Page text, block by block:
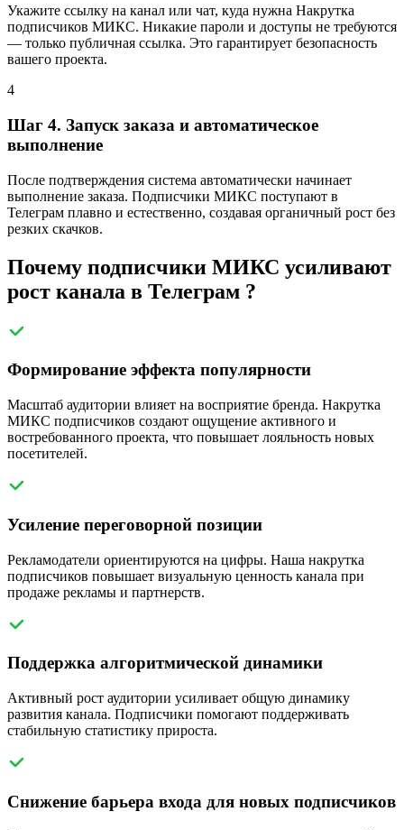
Укажите ссылку на канал или чат, куда нужна Накрутка
подписчиков МИКС. Никакие пароли и доступы не требуются
— только публичная ссылка. Это гарантирует безопасность
вашего проекта.
4
Шаг 4. Запуск заказа и автоматическое
выполнение
После подтверждения система автоматически начинает
выполнение заказа. Подписчики МИКС поступают в
Телеграм плавно и естественно, создавая органичный рост без
резких скачков.
Почему подписчики МИКС усиливают
рост канала в Телеграм ?
Формирование эффекта популярности
Масштаб аудитории влияет на восприятие бренда. Накрутка
МИКС подписчиков создают ощущение активного и
востребованного проекта, что повышает лояльность новых
посетителей.
Усиление переговорной позиции
Рекламодатели ориентируются на цифры. Наша накрутка
подписчиков повышает визуальную ценность канала при
продаже рекламы и партнерств.
Поддержка алгоритмической динамики
Активный рост аудитории усиливает общую динамику
развития канала. Подписчики помогают поддерживать
стабильную статистику прироста.
Снижение барьера входа для новых подписчиков